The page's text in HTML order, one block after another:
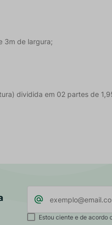
3m de largura;
dividida em 02 partes de
Estou ciente e de acordo